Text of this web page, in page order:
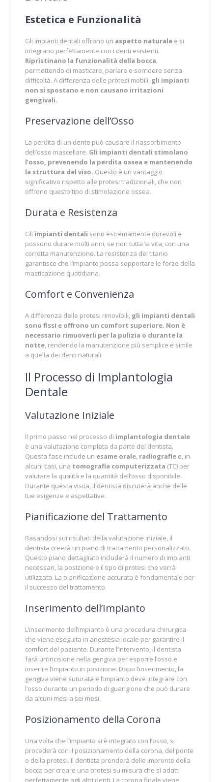
Estetica e Funzionalità
Gli impianti dentali offrono un aspetto naturale e si
integrano perfettamente con i denti esistenti.
Ripristinano la funzionalità della bocca,
permettendo di masticare, parlare e sorridere senza
difficoltà. A differenza delle protesi mobili, gli impianti
non si spostano e non causano irritazioni
gengivali.
Preservazione dell’Osso
La perdita di un dente può causare il riassorbimento
dell’osso mascellare. Gli impianti dentali stimolano
l’osso, prevenendo la perdita ossea e mantenendo
la struttura del viso. Questo è un vantaggio
significativo rispetto alle protesi tradizionali, che non
offrono questo tipo di stimolazione ossea.
Durata e Resistenza
Gli impianti dentali sono estremamente durevoli e
possono durare molti anni, se non tutta la vita, con una
corretta manutenzione. La resistenza del titanio
garantisce che l’impianto possa sopportare le forze della
masticazione quotidiana.
Comfort e Convenienza
A differenza delle protesi rimovibili, gli impianti dentali
sono fissi e offrono un comfort superiore. Non è
necessario rimuoverli per la pulizia o durante la
notte, rendendo la manutenzione più semplice e simile
a quella dei denti naturali.
Il Processo di Implantologia
Dentale
Valutazione Iniziale
Il primo passo nel processo di implantologia dentale
è una valutazione completa da parte del dentista.
Questa fase include un esame orale, radiografie e, in
alcuni casi, una tomografia computerizzata (TC) per
valutare la qualità e la quantità dell’osso disponibile.
Durante questa visita, il dentista discuterà anche delle
tue esigenze e aspettative.
Pianificazione del Trattamento
Basandosi sui risultati della valutazione iniziale, il
dentista creerà un piano di trattamento personalizzato.
Questo piano dettagliato includerà il numero di impianti
necessari, la posizione e il tipo di protesi che verrà
utilizzata. La pianificazione accurata è fondamentale per
il successo del trattamento.
Inserimento dell’Impianto
L’inserimento dell’impianto è una procedura chirurgica
che viene eseguita in anestesia locale per garantire il
comfort del paziente. Durante l’intervento, il dentista
farà un’incisione nella gengiva per esporre l’osso e
inserire l’impianto in posizione. Dopo l’inserimento, la
gengiva viene suturata e l’impianto deve integrare con
l’osso durante un periodo di guarigione che può durare
da alcuni mesi a sei mesi.
Posizionamento della Corona
Una volta che l’impianto si è integrato con l’osso, si
procederà con il posizionamento della corona, del ponte
o della protesi. Il dentista prenderà delle impronte della
bocca per creare una protesi su misura che si adatti
perfettamente agli altri denti. La corona finale viene